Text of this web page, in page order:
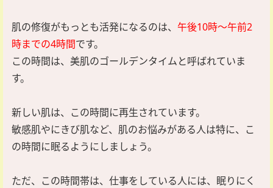
肌の修復がもっとも活発になるのは、 午後10時～午前2
時までの4時間です。
この時間は、美肌のゴールデンタイムと呼ばれていま
す。
新しい肌は、この時間に再生されています。
敏感肌やにきび肌など、肌のお悩みがある人は特に、こ
の時間に眠るようにしましょう。
ただ、この時間帯は、仕事をしている人には、眠りにく